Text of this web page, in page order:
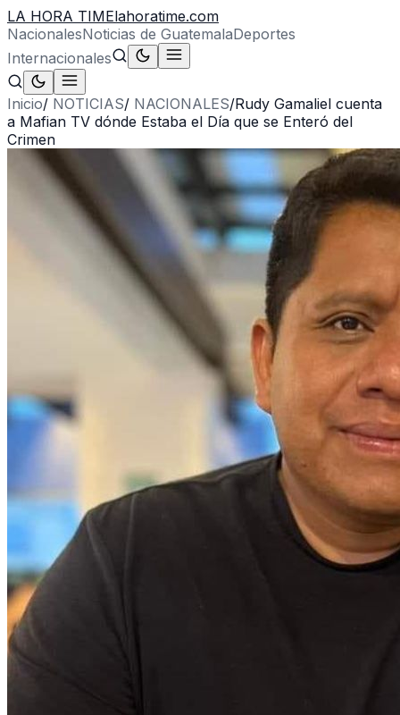
LA HORA TIMElahoratime.com
NacionalesNoticias de GuatemalaDeportes
Internacionales
Inicio/ NOTICIAS/ NACIONALES/Rudy Gamaliel cuenta
a Mafian TV dónde Estaba el Día que se Enteró del
Crimen